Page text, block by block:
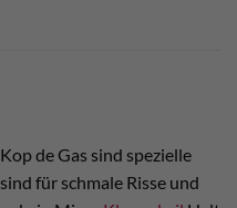
de Gas sind spezielle
für schmale Risse und